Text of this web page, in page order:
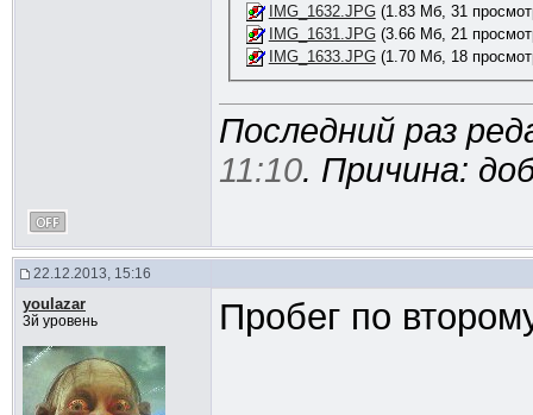
IMG_1632.JPG(1.83 Мб, 31
IMG_1631.JPG(3.66 Мб, 21
IMG_1633.JPG(1.70 Мб, 18
Последний раз
11:10. Причина:
22.12.2013, 15:16
youlazar
3й уровень Пробег по